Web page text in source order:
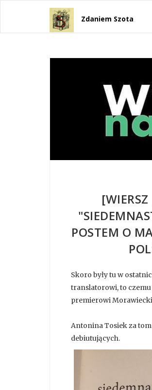
Zdaniem Szota
POSTEM O
Skoro były tu w
translatorowi, to
premierowi
Antonina Tosiek za
debiutujących.